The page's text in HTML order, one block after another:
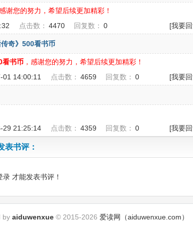
谢您的努力，希望后续更加精彩！
[我要
点击数： 4470 回复数： 0
奇》500看书币
看书币，感谢您的努力，希望后续更加精彩！
[我要
01 14:00:11 点击数： 4659 回复数： 0
[我要
29 21:25:14 点击数： 4359 回复数： 0
表书评：
录才能发表书评！
by aiduwenxue © 2015-2026 爱读网（aiduwenxue.com）